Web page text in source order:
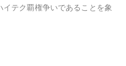
テク覇権争いであることを象